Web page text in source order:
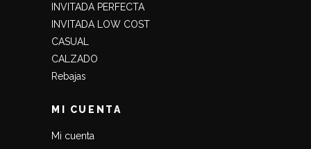
INVITADA PERFECTA
INVITADA LOW COST
CASUAL
CALZADO
Rebajas
MI CUENTA
Mi cuenta